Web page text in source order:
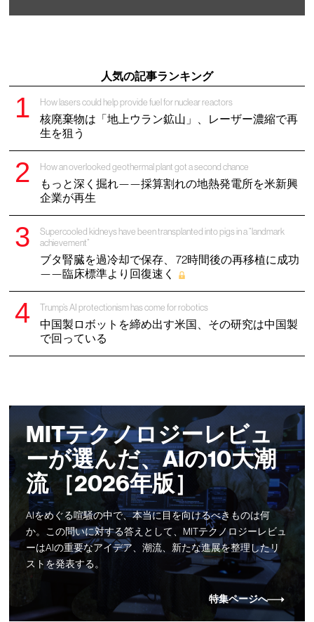
人気の記事ランキング
How lasers could help provide fuel for nuclear reactors
核廃棄物は「地上ウラン鉱山」、レーザー濃縮で再
生を狙う
How an overlooked geothermal plant got a second chance
もっと深く掘れ——採算割れの地熱発電所を米新興
企業が再生
Supercooled kidneys have been transplanted into pigs in a “landmark
achievement”
ブタ腎臓を過冷却で保存、 72時間後の再移植に成功
——臨床標準より回復速く
Trump’s AI protectionism has come for robotics
中国製ロボットを締め出す米国、その研究は中国製
で回っている
MITテクノロジーレビュ
ーが選んだ、AIの10大潮
流 ［2026年版］
AIをめぐる喧騒の中で、本当に目を向けるべきものは何
か。この問いに対する答えとして、MITテクノロジーレビュ
ーはAIの重要なアイデア、潮流、新たな進展を整理したリ
ストを発表する。
特集ページへ